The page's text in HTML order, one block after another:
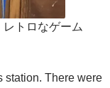
トロなゲーム
station. There were